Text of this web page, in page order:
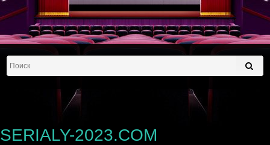
SERIALY-2023.COM